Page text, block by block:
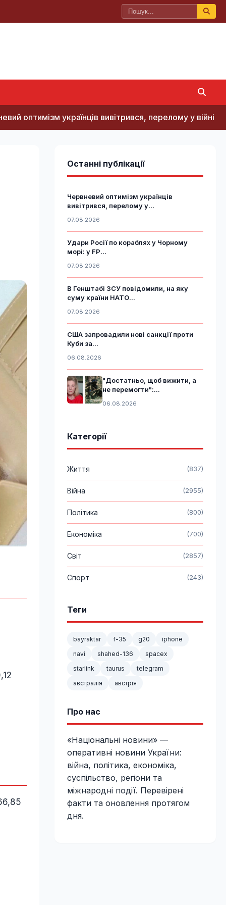
українців вивітрився, перелому у війні нема, -
Останні публікації
Червневий оптимізм українців
вивітрився, перелому у...
07.08.2026
Удари Росії по кораблях у Чорному
морі: у FP...
07.08.2026
В Генштабі ЗСУ повідомили, на яку
суму країни НАТО...
07.08.2026
США запровадили нові санкції проти
Куби за...
06.08.2026
"Достатньо, щоб вижити, а
не перемогти":...
06.08.2026
Категорії
Життя (837)
Війна (2955)
Політика (800)
Економіка (700)
Світ (2857)
Спорт (243)
Теги
bayraktar f-35 g20
iphone
navi
shahed-136
spacex
starlink
taurus
telegram
австралія
австрія
Про нас
«Національні новини» —
оперативні новини України:
війна, політика, економіка,
суспільство, регіони та
міжнародні події. Перевірені
факти та оновлення протягом
дня.